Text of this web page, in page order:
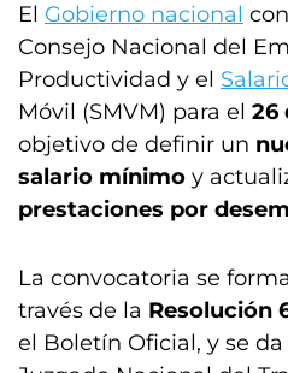
El Gobierno nacional
Consejo Nacional del
Productividad y el
Móvil (SMVM) para el 26
objetivo de definir un
salario mínimo y
prestaciones por
La convocatoria se
través de la Resolución
el Boletín Oficial, y se